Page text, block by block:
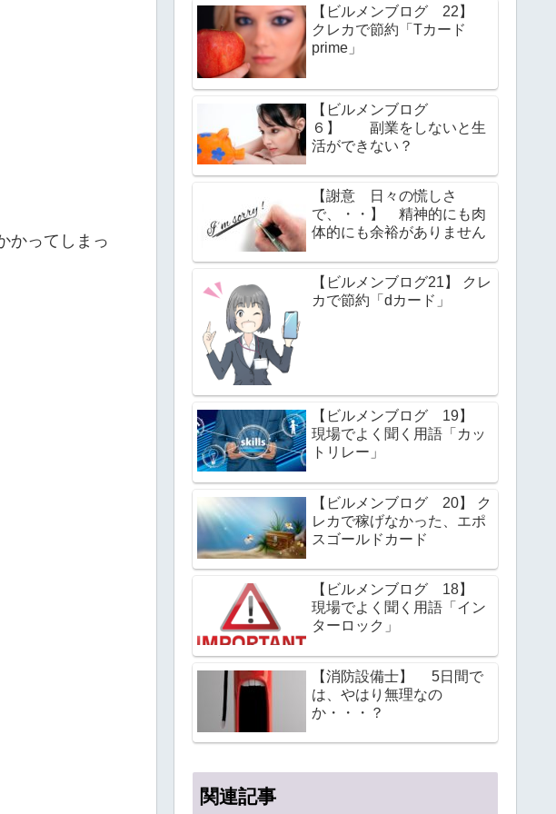
かってしまっ
【ビルメンブログ 22】
クレカで節約「Tカード
prime」
【ビルメンブログ
６】 副業をしないと生
活ができない？
【謝意 日々の慌しさ
で、・・】 精神的にも肉
体的にも余裕がありません
【ビルメンブログ21】 クレ
カで節約「dカード」
【ビルメンブログ 19】
現場でよく聞く用語「カッ
トリレー」
【ビルメンブログ 20】 ク
レカで稼げなかった、エポ
スゴールドカード
【ビルメンブログ 18】
現場でよく聞く用語「イン
ターロック」
【消防設備士】 5日間で
は、やはり無理なの
か・・・？
関連記事